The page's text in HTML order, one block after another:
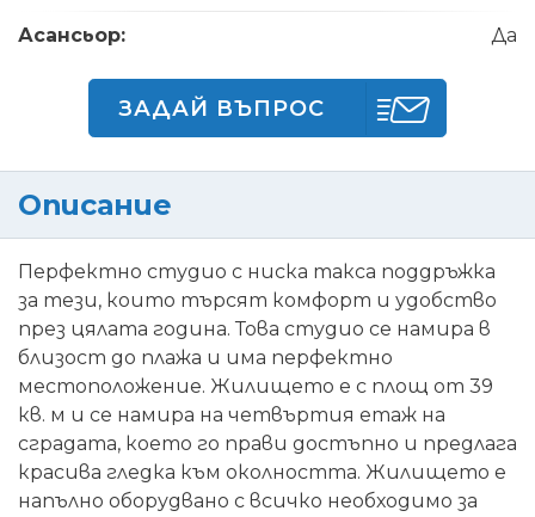
Асансьор: Да
ЗАДАЙ ВЪПРОС
Описание
Перфектно студио с ниска такса поддръжка
за тези, които търсят комфорт и удобство
през цялата година. Това студио се намира в
близост до плажа и има перфектно
местоположение. Жилището е с площ от 39
кв. м и се намира на четвъртия етаж на
сградата, което го прави достъпно и предлага
красива гледка към околността. Жилището е
напълно оборудвано с всичко необходимо за